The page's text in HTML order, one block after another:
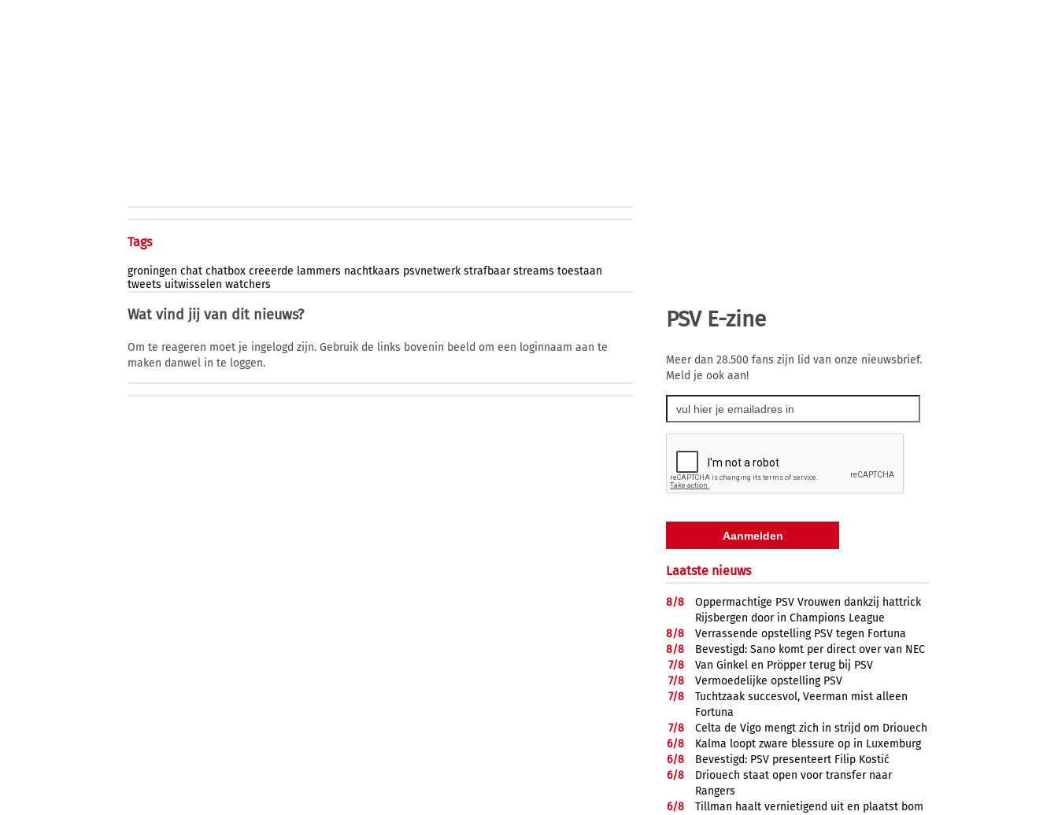
Tags
groningen chat chatbox creeerde lammers nachtkaars psvnetwerk strafbaar streams toestaan
tweets uitwisselen watchers
Wat vind jij van dit nieuws?
Om te reageren moet je ingelogd zijn. Gebruik de links bovenin beeld om een loginnaam aan te
maken danwel in te loggen.
PSV E-zine
Meer dan 28.500 fans zijn lid van onze nieuwsbrief.
Meld je ook aan!
Laatste nieuws
8/8
Oppermachtige PSV Vrouwen dankzij hattrick
Rijsbergen door in Champions League
8/8
Verrassende opstelling PSV tegen Fortuna
8/8
Bevestigd: Sano komt per direct over van NEC
7/8
Van Ginkel en Pröpper terug bij PSV
7/8
Vermoedelijke opstelling PSV
7/8
Tuchtzaak succesvol, Veerman mist alleen
Fortuna
7/8
Celta de Vigo mengt zich in strijd om Driouech
6/8
Kalma loopt zware blessure op in Luxemburg
6/8
Bevestigd: PSV presenteert Filip Kostić
6/8
Driouech staat open voor transfer naar
Rangers
6/8
Tillman haalt vernietigend uit en plaatst bom